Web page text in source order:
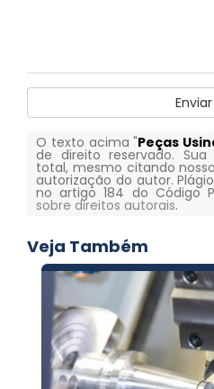
Enviar
O texto acima "Peças
de direito reservado.
total, mesmo citando
autorização do autor.
no artigo 184 do Código
sobre direitos autorais.
Veja Também